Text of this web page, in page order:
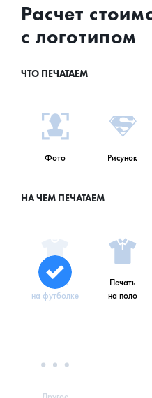
Расчет
с логотипом
ЧТО ПЕЧАТАЕМ
Фото Рисунок
НА ЧЕМ ПЕЧАТАЕМ
Печать
на футболке
Печать
на поло